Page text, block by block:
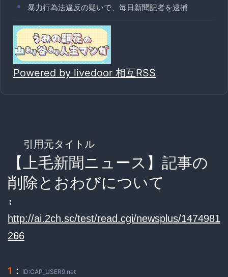
暴力行為法違反の疑いで、毎日新聞記者を逮捕
Powered by livedoor 相互RSS
引用元タイトル
【上毛新聞ニュース】記事の
削除とおわびについて
:
http://ai.2ch.sc/test/read.cgi/newsplus/1474981
266
1 ： ID:CAP_USER9.net